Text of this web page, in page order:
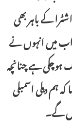
کے باہر بھی
میں انہوں نے
ہوچکی ہے چنانچہ
ہم دہلی اسمبلی
گے۔